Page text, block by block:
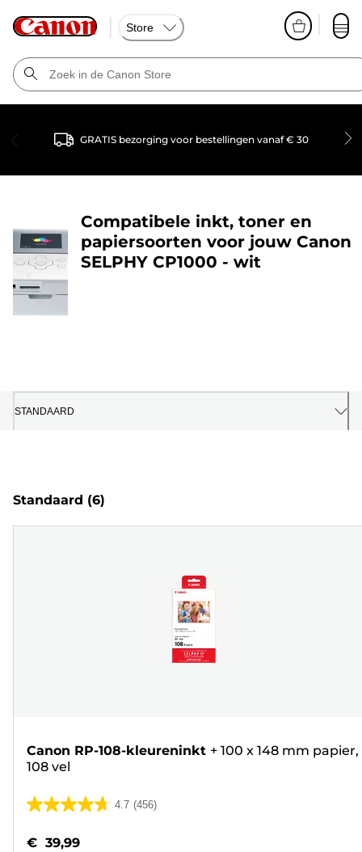
Store
GRATIS bezorging voor bestellingen vanaf € 30
Compatibele inkt, toner en
papiersoorten voor jouw Canon
SELPHY CP1000 - wit
STANDAARD
Standaard (6)
Canon RP-108-kleureninkt + 100 x 148 mm papier,
108 vel
4.7 (456)
4.7
€ 39,99